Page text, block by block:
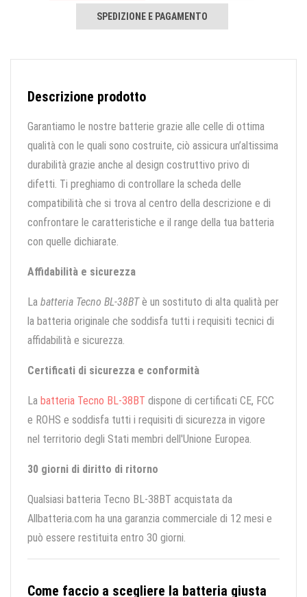
SPEDIZIONE E PAGAMENTO
Descrizione prodotto
Garantiamo le nostre batterie grazie alle celle di ottima
qualità con le quali sono costruite, ciò assicura un’altissima
durabilità grazie anche al design costruttivo privo di
difetti. Ti preghiamo di controllare la scheda delle
compatibilità che si trova al centro della descrizione e di
confrontare le caratteristiche e il range della tua batteria
con quelle dichiarate.
Affidabilità e sicurezza
La batteria Tecno BL-38BTè un sostituto di alta qualità per
la batteria originale che soddisfa tutti i requisiti tecnici di
affidabilità e sicurezza.
Certificati di sicurezza e conformità
La batteria Tecno BL-38BT dispone di certificati CE, FCC
e ROHS e soddisfa tutti i requisiti di sicurezza in vigore
nel territorio degli Stati membri dell'Unione Europea.
30 giorni di diritto di ritorno
Qualsiasi batteria Tecno BL-38BT acquistata da
Allbatteria.com ha una garanzia commerciale di 12 mesi e
può essere restituita entro 30 giorni.
Come faccio a scegliere la batteria giusta